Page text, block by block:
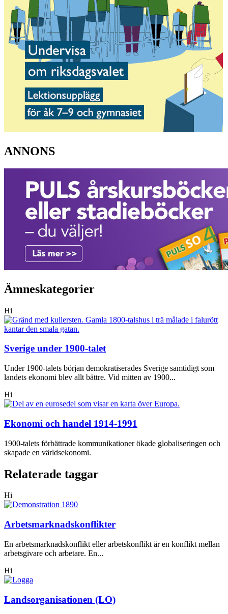
ANNONS
Ämneskategorier
Hi
Sverige under 1900-talet
Under 1900-talets början demokratiserades Sverige samtidigt som
landets ekonomi blev allt bättre. Vid mitten av 1900...
Hi
Ekonomi och handel 1914-1991
1900-talets förbättrade kommunikationer ökade globaliseringen och
skapade en världsekonomi.
Relaterade taggar
Hi
Arbetsmarknadskonflikter
En arbetsmarknadskonflikt eller arbetskonflikt är en konflikt mellan
arbetsgivare och arbetare. En...
Hi
Landsorganisationen (LO)